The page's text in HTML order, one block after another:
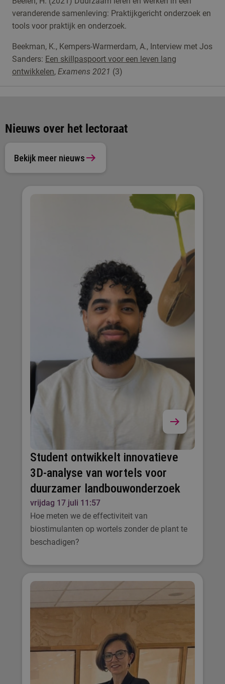
veranderende samenleving: Praktijkgericht onderzoek en
tools voor praktijk en onderzoek.
Beekman, K., Kempers-Warmerdam, A., Interview met Jos
Sanders: Een skillpaspoort voor een leven lang
ontwikkelen, Examens 2021 (3)
Nieuws over het lectoraat
Bekijk meer nieuws
Student ontwikkelt innovatieve
3D-analyse van wortels voor
duurzamer landbouwonderzoek
vrijdag 17 juli 11:57
Hoe meten we de effectiviteit van
biostimulanten op wortels zonder de plant te
beschadigen?